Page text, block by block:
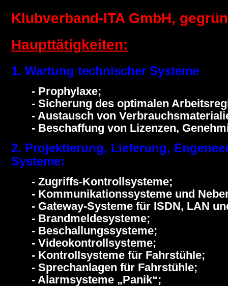
Klubverband-ITA GmbH,
Haupttätigkeiten:
1. Wartung technischer Systeme
- Prophylaxe;
- Sicherung des optimalen
- Austausch von
- Beschaffung von Lizenzen,
2. Projektierung, Lieferung,
Systeme:
- Zugriffs-Kontrollsysteme;
- Kommunikationssysteme und
- Gateway-Systeme für ISDN, LAN
- Brandmeldesysteme;
- Beschallungssysteme;
- Videokontrollsysteme;
- Kontrollsysteme für Fahrstühle;
- Sprechanlagen für Fahrstühle;
- Alarmsysteme „Panik“;